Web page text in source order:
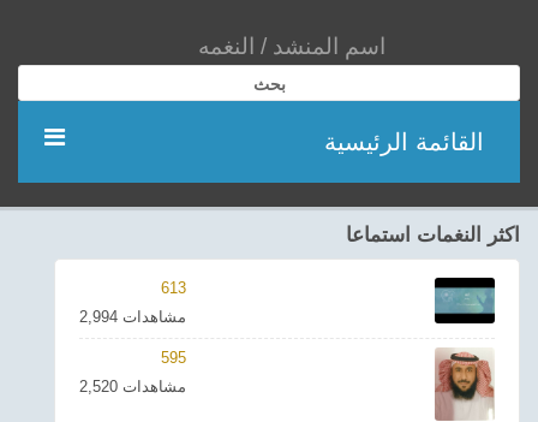
بحث
القائمة الرئيسية
مؤديين
شعر
اناشيد
ادعية
اكثر النغمات استماعا
613
2,994 مشاهدات
595
2,520 مشاهدات